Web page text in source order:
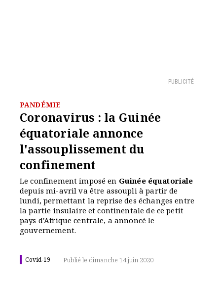
PUBLICITÉ
PANDÉMIE
Coronavirus : la Guinée
équatoriale annonce
l'assouplissement du
confinement
Le confinement imposé en Guinée équatoriale
depuis mi-avril va être assoupli à partir de
lundi, permettant la reprise des échanges entre
la partie insulaire et continentale de ce petit
pays d'Afrique centrale, a annoncé le
gouvernement.
Covid-19 Publié le dimanche 14 juin 2020